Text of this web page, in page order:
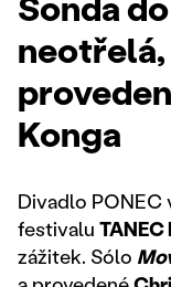
Konga
Divadlo
festivalu TANEC
zážitek. Sólo